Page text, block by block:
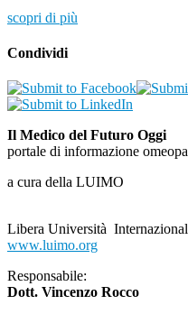
scopri di più
Condividi
Il Medico del Futuro Oggi
portale di informazione
a cura della LUIMO
Libera Università
www.luimo.org
Responsabile:
Dott. Vincenzo Rocco